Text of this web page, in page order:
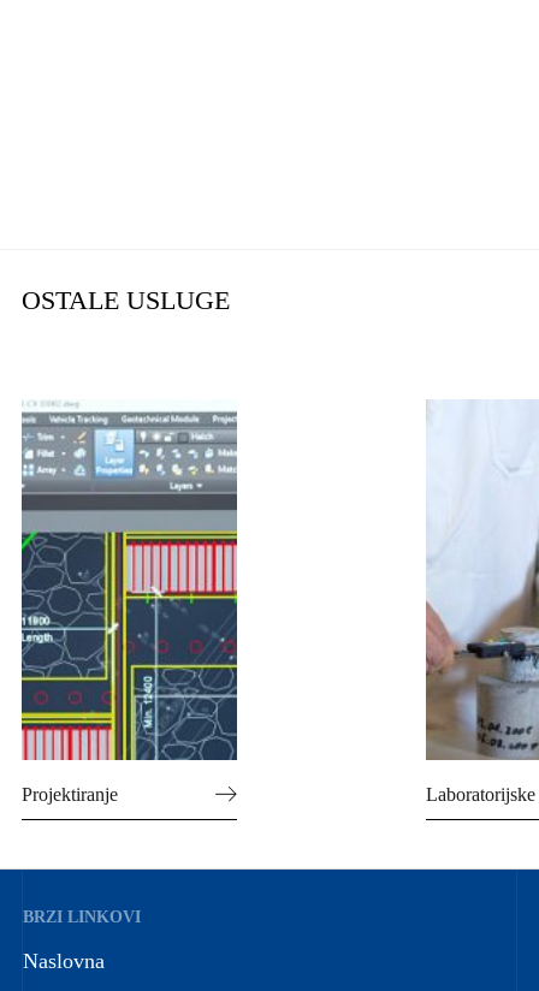
OSTALE USLUGE
Projektiranje Laboratorijske
BRZI LINKOVI
Naslovna